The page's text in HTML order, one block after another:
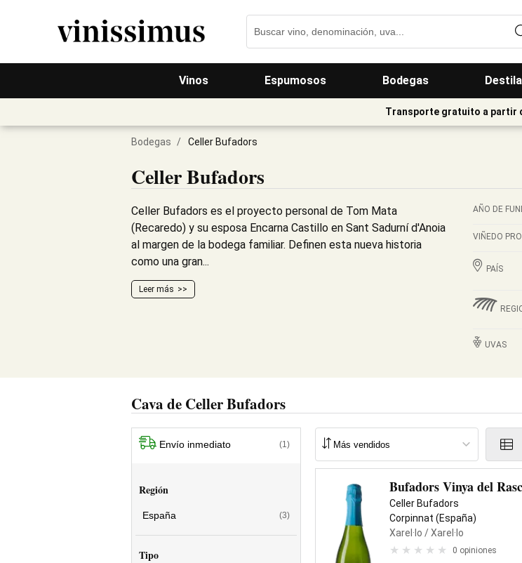
Vinos Espumosos Bodegas
Transporte gratuito a partir
Bodegas / Celler Bufadors
Celler Bufadors
Celler Bufadors es el proyecto personal de Tom Mata
(Recaredo) y su esposa Encarna Castillo en Sant Sadurní d'Anoia
al margen de la bodega familiar. Definen esta nueva historia
como una gran...
Leer más
AÑO DE
VIÑEDO
PAÍS
UVAS
Cava de Celler Bufadors
Envío inmediato (1)
Región
España (3)
Tipo
Bufadors Vinya del
Celler Bufadors
Corpinnat (España)
Xarel·lo / Xarel·lo
0 opiniones